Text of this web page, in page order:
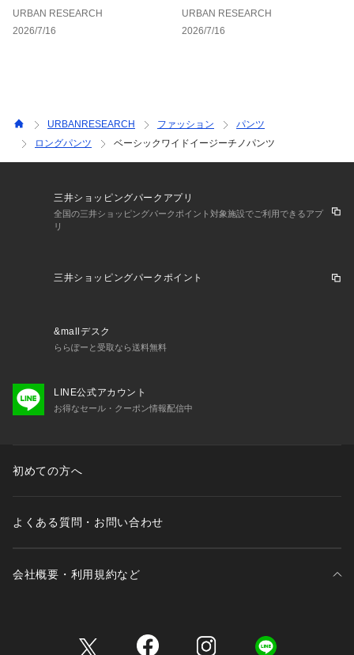
URBAN RESEARCH
2026/7/16
URBAN RESEARCH
2026/7/16
URBANRESEARCH ファッション
パンツ
ロングパンツ
ベーシックワイドイージーチノパンツ
三井ショッピングパークアプリ
全国の三井ショッピングパークポイント対象施設でご利用できるアプ
リ
三井ショッピングパークポイント
&mallデスク
ららぽーと受取なら送料無料
LINE公式アカウント
お得なセール・クーポン情報配信中
初めての方へ
よくある質問・お問い合わせ
会社概要・利用規約など